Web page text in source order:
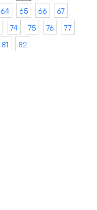
64 65 66
67
74 75 76
77
81 82